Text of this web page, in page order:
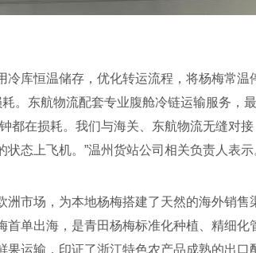
库恒温储存，优化转运流程，将杨梅常温
。东航物流配套专业腹舱冷链运输服务，
都在损耗。我们与海关、东航物流无缝对
态上飞机。”温州货站公司相关负责人表示
市场，为本地杨梅搭建了天然的海外销售
单出海，是青田杨梅标准化种植、精细化
运输，印证了浙江特色农产品成熟的出口